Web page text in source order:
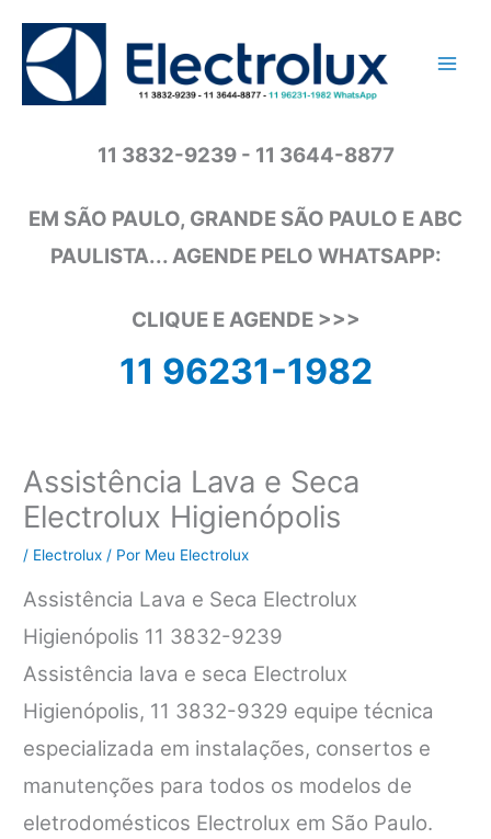
conteúdo
11 3832-9239 - 11 3644-8877
EM SÃO PAULO, GRANDE SÃO PAULO E ABC
PAULISTA... AGENDE PELO WHATSAPP:
CLIQUE E AGENDE >>>
11 96231-1982
Assistência Lava e Seca
Electrolux Higienópolis
/ Electrolux / Por Meu Electrolux
Assistência Lava e Seca Electrolux
Higienópolis 11 3832-9239
Assistência lava e seca Electrolux
Higienópolis, 11 3832-9329 equipe técnica
especializada em instalações, consertos e
manutenções para todos os modelos de
eletrodomésticos Electrolux em São Paulo.